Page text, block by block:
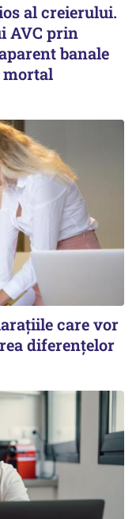
al creierului.
AVC prin
banale
mortal
care vor
diferențelor